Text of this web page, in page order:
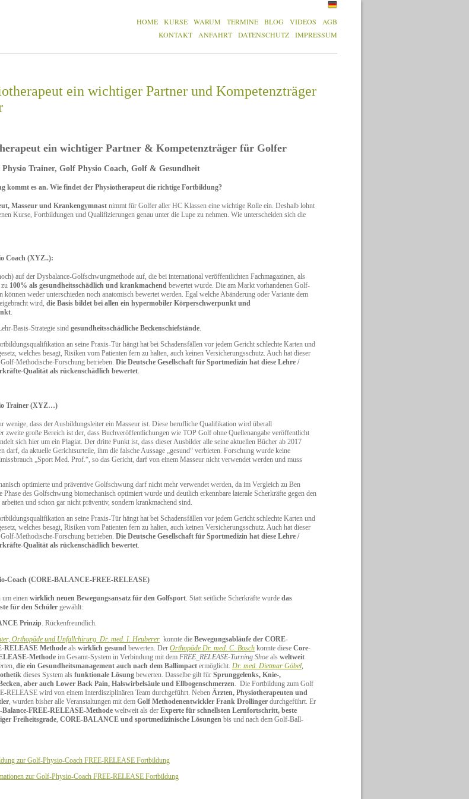
HOME KURSE WARUM TERMINE BLOG VIDEOS
AGB
KONTAKT
ANFAHRT DATENSCHUTZ IMPRESSUM
ein wichtiger Partner und Kompetenzträger
ein wichtiger Partner & Kompetenzträger für Golfer
Trainer, Golf Physio Coach, Golf & Gesundheit
kommt es an. Wie findet der Physiotherapeut die richtige Fortbildung?
Masseur und Krankengymnast nimmt für Golfer aller HC Klassen eine wichtige Rolle ein. Deshalb lohnt
Kurse, Fortbildungen und Qualifizierungen genau unter die Lupe zu nehmen. Wie unterscheiden sich die
Coach (XYZ..):
auf der Dysbalance-Golfschwungmethode auf, die bei international veröffentlichten Fachmagazinen, als
100% als gesundheitsschädlich und krankmachend bewertet wurde. Die am Markt vorhandenen Golf-
können weder unterschieden noch anatomisch bewertet werden. Egal welche Abänderung oder Variante dem
wird, die Basis bildet bei allen ein hypermobiler Körperschwerpunkt und
Basis-Strategie sind gesundheitsschädliche Beckenschiefstände
an seine Praxis-Tür hängt hat bei Schadensfällen vor jedem Gericht schlechte Karten und
welches besagt, Risiken vom Patienten fern zu halten, auch keinen Versicherungsschutz. Auch hat dieser
Methodische-Forschung betrieben. Die Deutsche Gesellschaft für Sportmedizin hat diese Lehre /
Qualität als rückenschädlich bewertet
Trainer (XYZ…)
wenige, dass der Ausbildungsleiter ein Masseur ist. Diese berufliche Qualifikation wird überall
zweite große Bereich ist der, dass Buchveröffentlichungen wie TOP Golf ohne Quellenangabe veröffentlicht
sich hier um ein Plagiat. Der dritte Punkt ist, dass dieser Ausbilder alle seine aktuellen Bücher ab 2017
darf, da aktuelle Gerichtsurteile, ihm die falsche Aussage „gesund“ verbieten. Forschung wurde keine
„Sport Med. Prof.“, so das Gericht, darf von einem Masseur nicht verwendet werden und muss
optimierte und präventive Golfschwung darf nicht mehr verwendet werden, da im Vergleich zu Ben
Phase des Golfschwung biomechanisch optimiert wurde und deutlich erkennbare laterale Scherkräfte gegen den
und schon gar nicht präventiv, sondern krankmachend sind.
an seine Praxis-Tür hängt hat bei Schadensfällen vor jedem Gericht schlechte Karten und
welches besagt, Risiken vom Patienten fern zu halten, auch keinen Versicherungsschutz. Auch hat dieser
Methodische-Forschung betrieben. Die Deutsche Gesellschaft für Sportmedizin hat diese Lehre /
Qualität als rückenschädlich bewertet
Coach (CORE-BALANCE-FREE-RELEASE)
um einen wirklich neuen Bewegungsansatz für den Golfsport . Statt seitliche Scherkräfte wurde das
für den Schüler gewählt:
Prinzip . Rückenfreundlich.
Orthopäde und Unfallchirurg Dr. med. I. Heuberer konnte die Bewegungsabläufe der CORE-
RELEASE Methode als wirklich gesund bewerten. Der Orthopäde Dr. med. C. Bosch konnte diese Core-
Methode im Gesamt-System in Verbindung mit dem FREE_RELEASE-Turning Shoe als weltweit
die ein Gesundheitsmanagement auch nach dem Ballimpact ermöglicht. Dr. med. Dietmar Göbel
dieses System als funktionale Lösung bewerten. Dasselbe gilt für Sprunggelenks, Knie-,
aber auch Lower Back Pain, Halswirbelsäule und Ellbogenschmerzen . Die Fortbildung zum Golf
RELEASE wird von einem Interdisziplinären Team durchgeführt. Neben Ärzten, Physiotherapeuten und
, wurden bisher alle Veranstaltungen mit dem Golf Methodenentwickler Frank Drollinger durchgeführt. Er
Balance-FREE-RELEASE-Methode weltweit als der Experte für schnellsten Lernfortschritt, beste
Freiheitsgrade CORE-BALANCE und sportmedizinische Lösungen bis und nach dem Golf-Ball-
zur Golf-Physio-Coach FREE-RELEASE Fortbildung
zur Golf-Physio-Coach FREE-RELEASE Fortbildung